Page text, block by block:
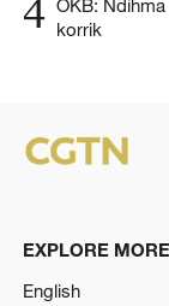
4 OKB:
korrik
EXPLORE MORE
English